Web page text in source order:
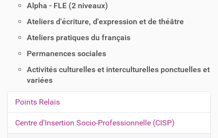
Alpha - FLE (2 niveaux)
Ateliers d'écriture, d'expression et de théâtre
Ateliers pratiques du français
Permanences sociales
Activités culturelles et interculturelles ponctuelles et
variées
N
a
v
Points Relais
Centre d'Insertion Socio-Professionnelle (CISP)